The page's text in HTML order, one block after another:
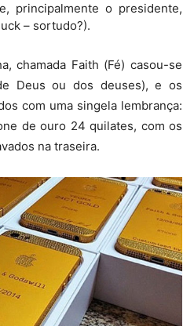
principalmente o presidente,
– sortudo?).
chamada Faith (Fé) casou-se
Deus ou dos deuses), e os
com uma singela lembrança:
de ouro 24 quilates, com os
na traseira.